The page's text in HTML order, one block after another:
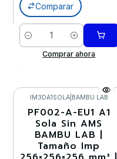
Comparar
Cantidad
Comprar ahora
-20%
IM3DA1SOLA| BAMBU LAB
PF002-A-EU1 A1
Sola Sin AMS
BAMBU LAB |
Tamaño Imp